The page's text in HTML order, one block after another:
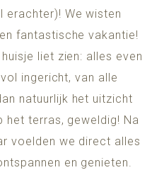
erachter)! We wisten
fantastische vakantie!
liet zien: alles even
ingericht, van alle
natuurlijk het uitzicht
terras, geweldig! Na
voelden we direct alles
en genieten.